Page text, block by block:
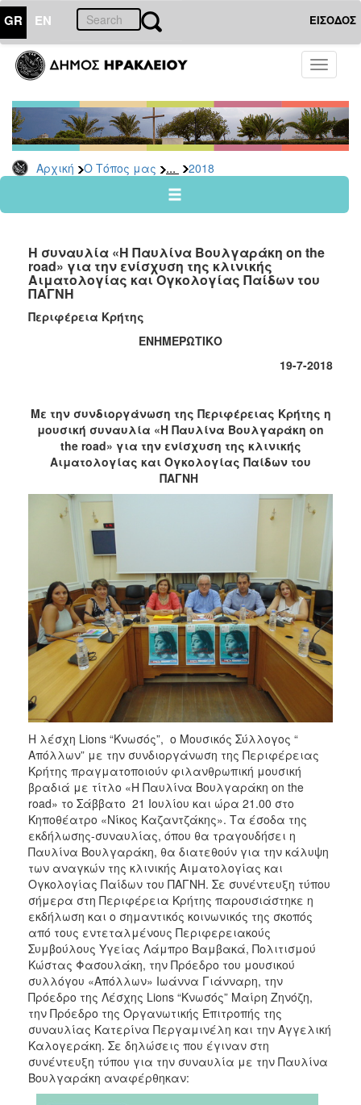
GR EN ΕΙΣΟΔΟΣ
Toggle
Αρχική Ο Τόπος μας ... 2018
ΤΟΠΟΣ
ΜΑΣ
Ανακοινώσεις
Αρχείο
2026
2024
2022
2021
2020
2016
2015
2012
ΠΟΛΙΤΙΣΜΟΣ
ΑΝΘΕΚΤΙΚΗ
ΠΟΛΗ
Η συναυλία «Η Παυλίνα Βουλγαράκη on the
road» για την ενίσχυση της κλινικής
Αιματολογίας και Ογκολογίας Παίδων του
ΠΑΓΝΗ
Περιφέρεια Κρήτης
ΕΝΗΜΕΡΩΤΙΚΟ
19-7-2018
Με την συνδιοργάνωση της Περιφέρειας Κρήτης η
μουσική συναυλία «Η Παυλίνα Βουλγαράκη on
the road» για την ενίσχυση της κλινικής
Αιματολογίας και Ογκολογίας Παίδων του
ΠΑΓΝΗ
Η λέσχη Lions “Κνωσός”, ο Μουσικός Σύλλογος “
Απόλλων” με την συνδιοργάνωση της Περιφέρειας
Κρήτης πραγματοποιούν φιλανθρωπική μουσική
βραδιά με τίτλο «Η Παυλίνα Βουλγαράκη on the
road» το Σάββατο 21 Ιουλίου και ώρα 21.00 στο
Κηποθέατρο «Νίκος Καζαντζάκης». Τα έσοδα της
εκδήλωσης-συναυλίας, όπου θα τραγουδήσει η
Παυλίνα Βουλγαράκη, θα διατεθούν για την κάλυψη
των αναγκών της κλινικής Αιματολογίας και
Ογκολογίας Παίδων του ΠΑΓΝΗ. Σε συνέντευξη τύπου
σήμερα στη Περιφέρεια Κρήτης παρουσιάστηκε η
εκδήλωση και ο σημαντικός κοινωνικός της σκοπός
από τους εντεταλμένους Περιφερειακούς
Συμβούλους Υγείας Λάμπρο Βαμβακά, Πολιτισμού
Κώστας Φασουλάκη, την Πρόεδρο του μουσικού
συλλόγου «Απόλλων» Ιωάννα Γιάνναρη, την
Πρόεδρο της Λέσχης Lions “Κνωσός” Μαίρη Ζηνόζη,
την Πρόεδρο της Οργανωτικής Επιτροπής της
συναυλίας Κατερίνα Περγαμινέλη και την Αγγελική
Καλογεράκη. Σε δηλώσεις που έγιναν στη
συνέντευξη τύπου για την συναυλία με την Παυλίνα
Βουλγαράκη αναφέρθηκαν: